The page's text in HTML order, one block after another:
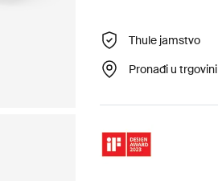
Thule jamstvo
Pronađi u trgovini